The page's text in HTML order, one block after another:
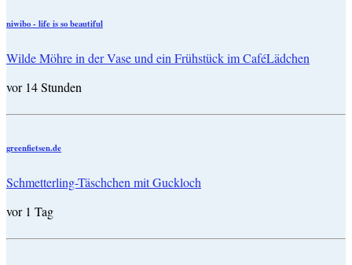
niwibo - life is so beautiful
Wilde Möhre in der Vase und ein Frühstück im CaféLädchen
vor 14 Stunden
greenfietsen.de
Schmetterling-Täschchen mit Guckloch
vor 1 Tag